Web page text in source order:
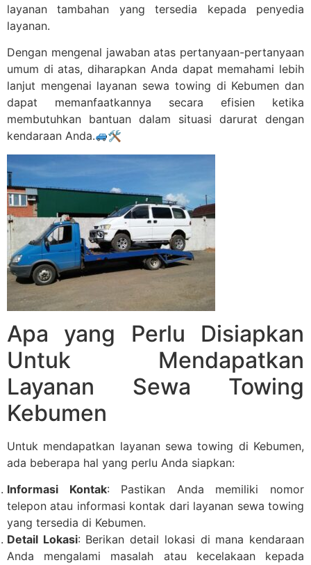
layanan tambahan yang tersedia kepada penyedia
layanan.
Dengan mengenal jawaban atas pertanyaan-pertanyaan
umum di atas, diharapkan Anda dapat memahami lebih
lanjut mengenai layanan sewa towing di Kebumen dan
dapat memanfaatkannya secara efisien ketika
membutuhkan bantuan dalam situasi darurat dengan
kendaraan Anda.
🛠
Apa yang Perlu Disiapkan
Untuk Mendapatkan
Layanan Sewa Towing
Kebumen
Untuk mendapatkan layanan sewa towing di Kebumen,
ada beberapa hal yang perlu Anda siapkan:
Informasi Kontak: Pastikan Anda memiliki nomor
telepon atau informasi kontak dari layanan sewa towing
yang tersedia di Kebumen.
Detail Lokasi: Berikan detail lokasi di mana kendaraan
Anda mengalami masalah atau kecelakaan kepada